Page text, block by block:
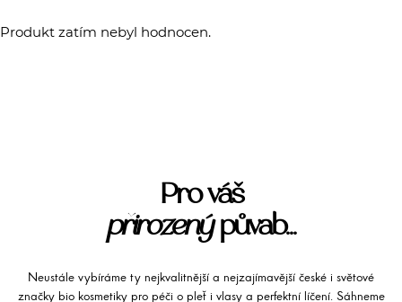
Produkt zatím nebyl hodnocen.
Pro váš
přirozenýpůvab...
Neustále vybíráme ty nejkvalitnější a nejzajímavější české i světové
značky bio kosmetiky pro péči o pleť i vlasy a perfektní líčení. Sáhneme